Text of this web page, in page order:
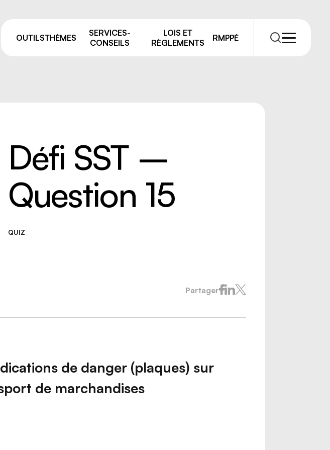
OUTILSTHÈMES
SERVICES-
CONSEILS
LOIS ET
RÈGLEMENTS
RMPPÉ
ALSS, RSS et CSS: on vous
accompagne après vos formations
Trouver votre
conseiller.ère
Nous joindre
Défi SST –
Question 15
QUIZ
Partager
de danger (plaques) sur
de marchandises